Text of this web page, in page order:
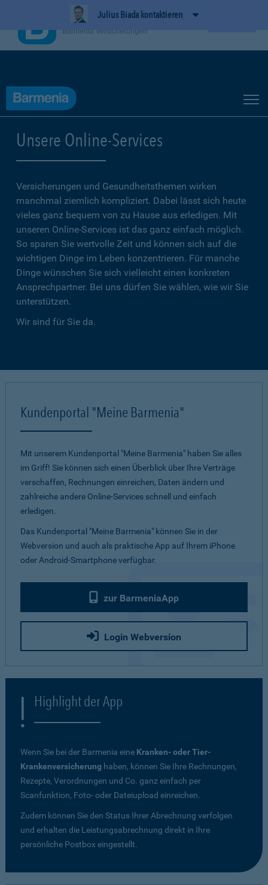
Julius Biada kontaktieren
Unsere Online-Services
Versicherungen und Gesundheitsthemen wirken
manchmal ziemlich kompliziert. Dabei lässt sich heute
vieles ganz bequem von zu Hause aus erledigen. Mit
unseren Online-Services ist das ganz einfach möglich.
So sparen Sie wertvolle Zeit und können sich auf die
wichtigen Dinge im Leben konzentrieren. Für manche
Dinge wünschen Sie sich vielleicht einen konkreten
Ansprechpartner. Bei uns dürfen Sie wählen, wie wir Sie
unterstützen.
Wir sind für Sie da.
Kundenportal "Meine Barmenia"
Mit unserem Kundenportal "Meine Barmenia" haben Sie alles
im Griff! Sie können sich einen Überblick über Ihre Verträge
verschaffen, Rechnungen einreichen, Daten ändern und
zahlreiche andere Online-Services schnell und einfach
erledigen.
Das Kundenportal "Meine Barmenia" können Sie in der
Webversion und auch als praktische App auf Ihrem iPhone
oder Android-Smartphone verfügbar.
zur BarmeniaApp
Login Webversion
Highlight der App
Wenn Sie bei der Barmenia eine Kranken- oder Tier-
Krankenversicherung haben, können Sie Ihre Rechnungen,
Rezepte, Verordnungen und Co. ganz einfach per
Scanfunktion, Foto- oder Dateiupload einreichen.
Zudem können Sie den Status Ihrer Abrechnung verfolgen
und erhalten die Leistungsabrechnung direkt in Ihre
persönliche Postbox eingestellt.
BarmeniaApp
Barmenia Versicherungen